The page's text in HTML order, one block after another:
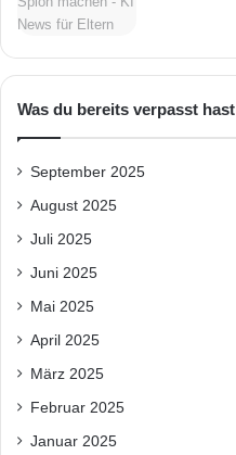
Was du bereits verpasst hast
September 2025
August 2025
Juli 2025
Juni 2025
Mai 2025
April 2025
März 2025
Februar 2025
Januar 2025